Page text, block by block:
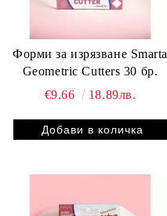
Форми за изрязване Smarta
Geometric Cutters 30 бр.
€9.66
18.89лв.